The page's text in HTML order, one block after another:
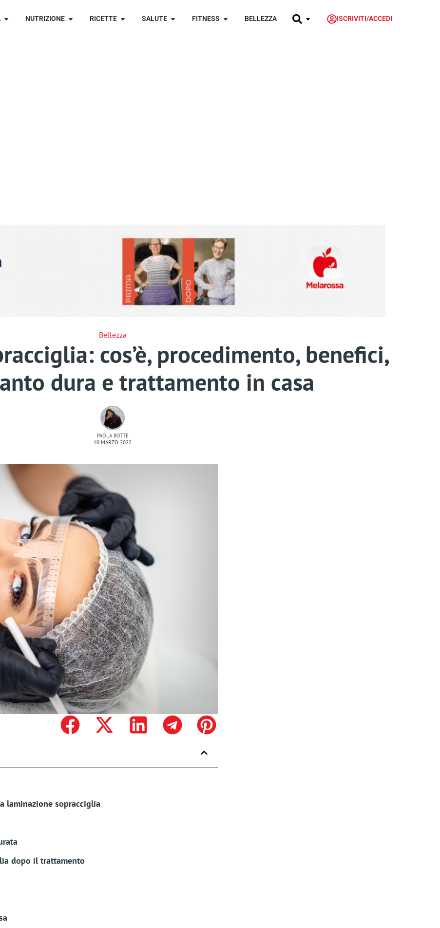
NUTRIZIONE RICETTE SALUTE FITNESS BELLEZZA ISCRIVITI/ACCEDI
Bellezza
cos’è, procedimento, benefici,
dura e trattamento in casa
PAOLA BOTTE
10 MARZO 2022
laminazione sopracciglia
dopo il trattamento